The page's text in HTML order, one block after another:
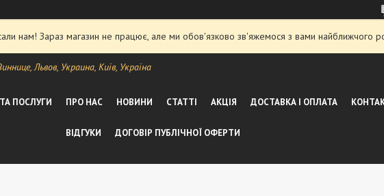
нам! Зараз магазин не працює, але ми обов'язково зв'яжемося з вами найближчого
Львов, Украина, Київ, Україна
ПОСЛУГИ ПРО НАС НОВИНИ СТАТТІ АКЦІЯ ДОСТАВКА І ОПЛАТА
ВІДГУКИ ДОГОВІР ПУБЛІЧНОЇ ОФЕРТИ